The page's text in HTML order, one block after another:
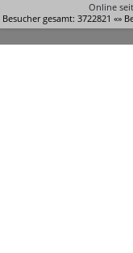
Online
Besucher gesamt: 3722821 «»